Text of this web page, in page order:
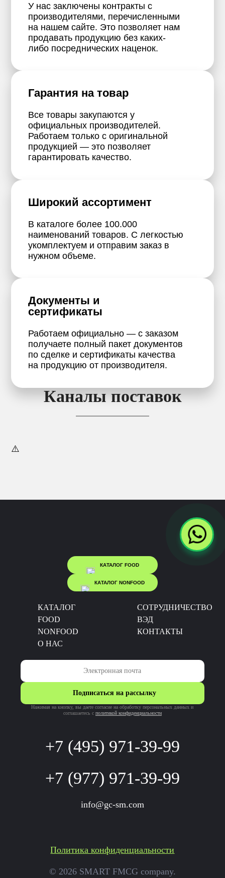
У нас заключены контракты с
производителями, перечисленными
на нашем сайте. Это позволяет нам
продавать продукцию без каких-
либо посреднических наценок.
Гарантия на товар
Все товары закупаются у
официальных производителей.
Работаем только с оригинальной
продукцией — это позволяет
гарантировать качество.
Широкий ассортимент
В каталоге более 100.000
наименований товаров. С легкостью
укомплектуем и отправим заказ в
нужном объеме.
Документы и
сертификаты
Работаем официально — с заказом
получаете полный пакет документов
по сделке и сертификаты качества
на продукцию от производителя.
Каналы поставок
КАТАЛОГ FOOD
КАТАЛОГ NONFOOD
КАТАЛОГ
CОТРУДНИЧЕСТВО
FOOD
ВЭД
NONFOOD
КОНТАКТЫ
О НАС
+7 (495) 971-39-99
+7 (977) 971-39-99
info@gc-sm.com
Подписаться на рассылку
Нажимая на кнопку, вы даете согласие на обработку персональных данных и
соглашаетесь c политикой конфиденциальности
Политика конфиденциальности
© 2026 SMART FMCG company.